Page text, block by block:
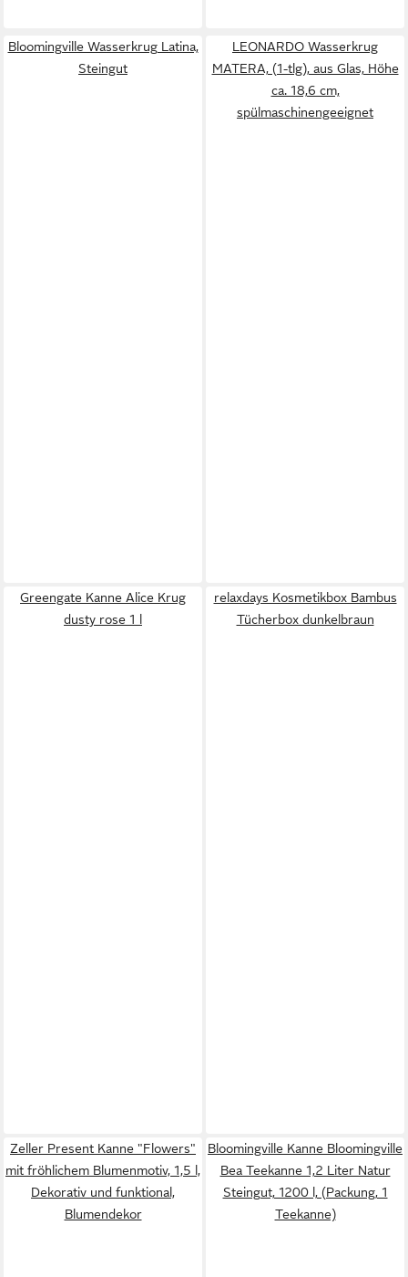
Bloomingville Wasserkrug Latina,
Steingut
LEONARDO Wasserkrug
MATERA, (1-tlg), aus Glas, Höhe
ca. 18,6 cm,
spülmaschinengeeignet
Greengate Kanne Alice Krug
dusty rose 1 l
relaxdays Kosmetikbox Bambus
Tücherbox dunkelbraun
Zeller Present Kanne "Flowers"
mit fröhlichem Blumenmotiv, 1,5 l,
Dekorativ und funktional,
Blumendekor
Bloomingville Kanne Bloomingville
Bea Teekanne 1,2 Liter Natur
Steingut, 1200 l, (Packung, 1
Teekanne)